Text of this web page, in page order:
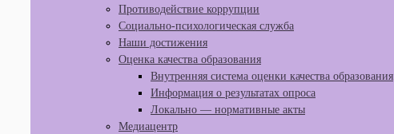
Противодействие коррупции
Социально-психологическая служба
Наши достижения
Оценка качества образования
Внутренняя система оценки качества образования
Информация о результатах опроса
Локально — нормативные акты
Медиацентр